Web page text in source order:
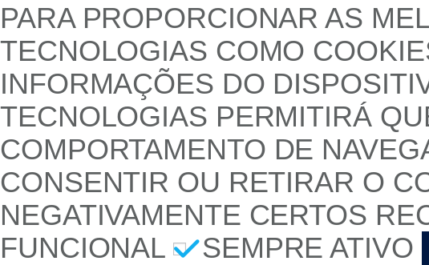
PARA PROPORCIONAR AS
TECNOLOGIAS COMO
INFORMAÇÕES DO
TECNOLOGIAS PERMITIRÁ
COMPORTAMENTO DE
CONSENTIR OU RETIRAR O
NEGATIVAMENTE CERTOS
FUNCIONAL
SEMPRE ATIVO